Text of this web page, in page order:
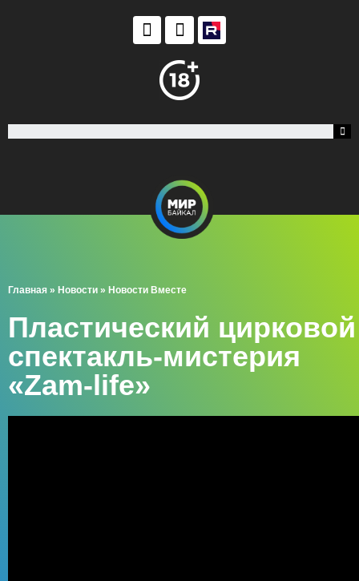
Главная » Новости » Новости Вместе
Пластический цирковой
спектакль-мистерия
«Zam-life»